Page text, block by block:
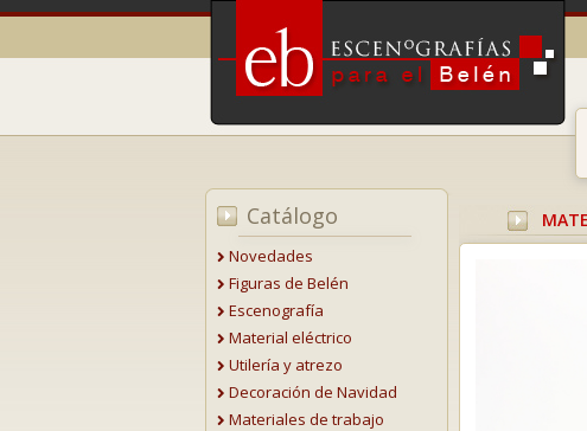
Catálogo
Novedades
Figuras de Belén
Escenografía
Material eléctrico
Utilería y atrezo
Decoración de Navidad
Materiales de trabajo